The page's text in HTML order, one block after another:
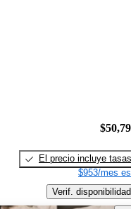
El precio incluye tasas
$953/mes
Verif. disponibilidad